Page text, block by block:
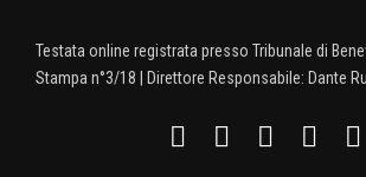
Testata online registrata presso Tribunale di
Stampa n°3/18 | Direttore Responsabile: Dante